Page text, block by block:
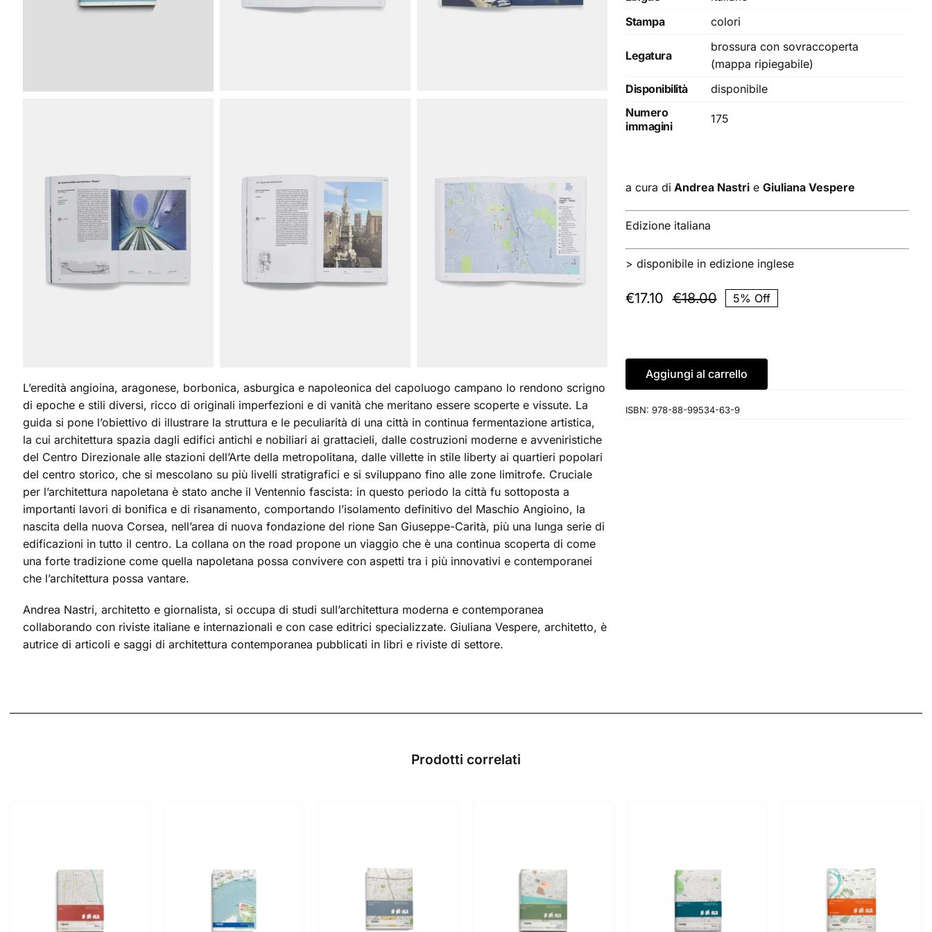
L’eredità angioina, aragonese, borbonica, asburgica e napoleonica del capoluogo campano lo rendono scrigno
di epoche e stili diversi, ricco di originali imperfezioni e di vanità che meritano essere scoperte e vissute. La
guida si pone l’obiettivo di illustrare la struttura e le peculiarità di una città in continua fermentazione artistica,
la cui architettura spazia dagli edifici antichi e nobiliari ai grattacieli, dalle costruzioni moderne e avveniristiche
del Centro Direzionale alle stazioni dell’Arte della metropolitana, dalle villette in stile liberty ai quartieri popolari
del centro storico, che si mescolano su più livelli stratigrafici e si sviluppano fino alle zone limitrofe. Cruciale
per l’architettura napoletana è stato anche il Ventennio fascista: in questo periodo la città fu sottoposta a
importanti lavori di bonifica e di risanamento, comportando l’isolamento definitivo del Maschio Angioino, la
nascita della nuova Corsea, nell’area di nuova fondazione del rione San Giuseppe-Carità, più una lunga serie di
edificazioni in tutto il centro. La collana on the road propone un viaggio che è una continua scoperta di come
una forte tradizione come quella napoletana possa convivere con aspetti tra i più innovativi e contemporanei
che l’architettura possa vantare.
Andrea Nastri, architetto e giornalista, si occupa di studi sull’architettura moderna e contemporanea
collaborando con riviste italiane e internazionali e con case editrici specializzate. Giuliana Vespere, architetto, è
autrice di articoli e saggi di architettura contemporanea pubblicati in libri e riviste di settore.
Stampa
colori
Legatura
brossura con sovraccoperta
(mappa ripiegabile)
Disponibilità
disponibile
Numero
immagini
175
a cura di Andrea Nastri eGiuliana Vespere
Edizione italiana
>disponibile in edizione inglese
€18.00Il
era:
€18.00.
€17.10
Il
è:
€17.10.
5% Off
Aggiungi al carrello
ISBN:978-88-99534-63-9
Prodotti correlati
AGGIUNGI AL
CARRELLO
DETTAGLI
AGGIUNGI AL
CARRELLO
DETTAGLI
AGGIUNGI AL
CARRELLO
DETTAGLI
AGGIUNGI AL
CARRELLO
DETTAGLI
AGGIUNGI AL
CARRELLO
DETTAGLI
AGGIUNGI AL
CARRELLO
DETTAGLI